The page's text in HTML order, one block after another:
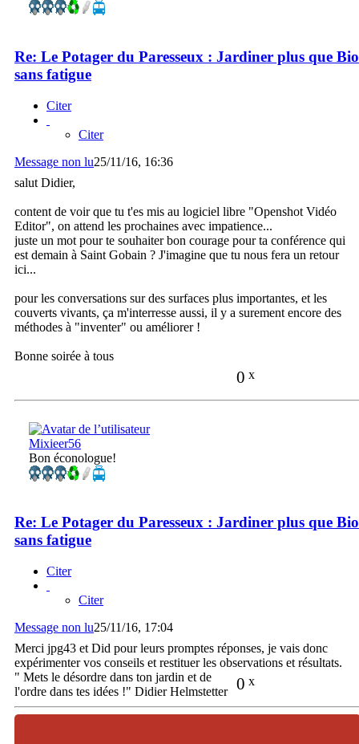
Re: Le Potager du Paresseux : Jardiner plus que Bio
sans fatigue
Citer
Citer
Message non lu25/11/16, 16:36
salut Didier,
content de voir que tu t'es mis au logiciel libre "Openshot Vidéo
Editor", on attend les prochaines avec impatience...
juste un mot pour te souhaiter bon courage pour ta conférence qui
est demain à Saint Gobain ? J'imagine que tu nous fera un retour
ici...
pour les conversations sur des surfaces plus importantes, et les
couverts vivants, ça m'interresse aussi, il y a surement encore des
méthodes à "inventer" ou améliorer !
Bonne soirée à tous
0 x
Mixieer56
Bon éconologue!
Re: Le Potager du Paresseux : Jardiner plus que Bio
sans fatigue
Citer
Citer
Message non lu25/11/16, 17:04
Merci jpg43 et Did pour leurs promptes réponses, je vais donc
expérimenter vos conseils et restituer les observations et résultats.
0 x
" Mets le désordre dans ton jardin et de
l'ordre dans tes idées !" Didier Helmstetter